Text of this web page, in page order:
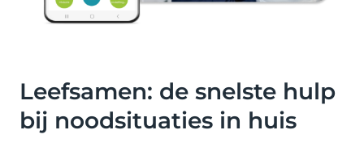
Leefsamen: de snelste hulp
bij noodsituaties in huis